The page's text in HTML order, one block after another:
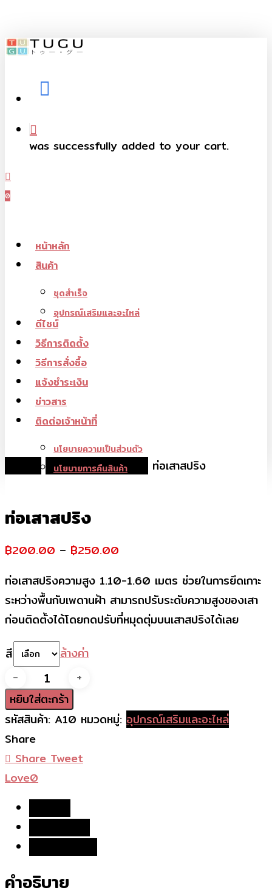
main
was successfully added to your cart.
Menu
0
หน้าหลัก
สินค้า
ชุดสำเร็จ
อุปกรณ์เสริมและอะไหล่
ดีไซน์
วิธีการติดตั้ง
วิธีการสั่งซื้อ
แจ้งชำระเงิน
ข่าวสาร
ติดต่อเจ้าหน้าที่
นโยบายความเป็นส่วนตัว
นโยบายการคืนสินค้า
อุปกรณ์เสริมและอะไหล่ ท่อเสาสปริง
ท่อเสาสปริง
฿200.00 – ฿250.00
ท่อเสาสปริงความสูง 1.10-1.60 เมตร ช่วยในการยึดเกาะ
ระหว่างพื้นกับเพดานฝ้า สามารถปรับระดับความสูงของเสา
ก่อนติดตั้งได้โดยกดปรับที่หมุดตุ่มบนเสาสปริงได้เลย
สี
ล้างค่า
จำนวน
ท่อ
เสา
สปริง
ชิ้น
หยิบใส่ตะกร้า
รหัสสินค้า: A10 หมวดหมู่: อุปกรณ์เสริมและอะไหล่
Share
Share Tweet
Love0
คำอธิบาย